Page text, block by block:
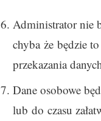
Administrator nie
chyba że będzie
przekazania
Dane osobowe
lub do czasu